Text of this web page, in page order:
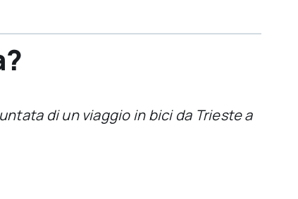
di un viaggio in bici da Trieste a